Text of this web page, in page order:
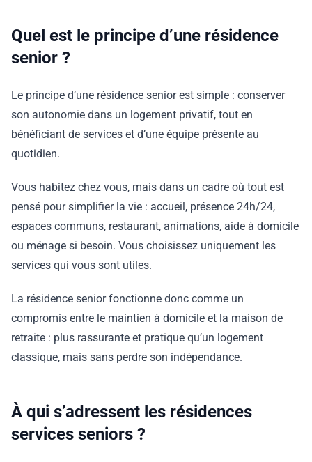
Quel est le principe d’une résidence
senior ?
Le principe d’une résidence senior est simple : conserver
son autonomie dans un logement privatif, tout en
bénéficiant de services et d’une équipe présente au
quotidien.
Vous habitez chez vous, mais dans un cadre où tout est
pensé pour simplifier la vie : accueil, présence 24h/24,
espaces communs, restaurant, animations, aide à domicile
ou ménage si besoin. Vous choisissez uniquement les
services qui vous sont utiles.
La résidence senior fonctionne donc comme un
compromis entre le maintien à domicile et la maison de
retraite : plus rassurante et pratique qu’un logement
classique, mais sans perdre son indépendance.
À qui s’adressent les résidences
services seniors ?